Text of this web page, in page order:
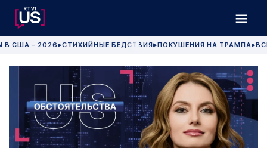
В США - 2026 ▶СТИХИЙНЫЕ БЕДСТВИЯ▶ПОКУШЕНИЯ НА ТРАМПА▶